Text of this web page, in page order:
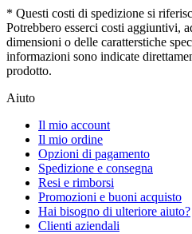
* Questi costi di spedizione si
Potrebbero esserci costi aggiuntivi,
dimensioni o delle caratterstiche
informazioni sono indicate
prodotto.
Aiuto
Il mio account
Il mio ordine
Opzioni di pagamento
Spedizione e consegna
Resi e rimborsi
Promozioni e buoni acquisto
Hai bisogno di ulteriore aiuto?
Clienti aziendali